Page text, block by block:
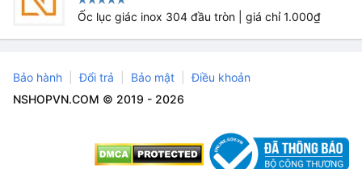
Ốc lục giác inox 304 đầu tròn | giá chỉ 1.000₫
Bảo hành Đổi trả Bảo mật
Điều khoản
NSHOPVN.COM © 2019 - 2026